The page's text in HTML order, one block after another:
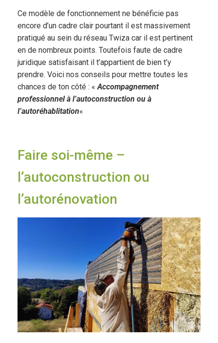
Ce modèle de fonctionnement ne bénéficie pas
encore d’un cadre clair pourtant il est massivement
pratiqué au sein du réseau Twiza car il est pertinent
en de nombreux points. Toutefois faute de cadre
juridique satisfaisant il t’appartient de bien t’y
prendre. Voici nos conseils pour mettre toutes les
chances de ton côté : «Accompagnement
professionnel à l’autoconstruction ou à
l’autoréhablitation«
Faire soi-même –
l’autoconstruction ou
l’autorénovation